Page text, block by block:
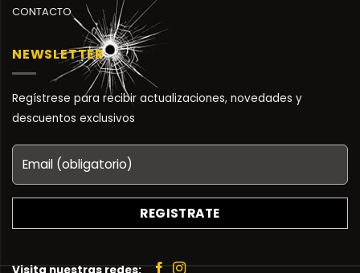
CONTACTO
NEWSLETTER
Regístrese para recibir actualizaciones, novedades y
descuentos exclusivos
Visita nuestras redes: